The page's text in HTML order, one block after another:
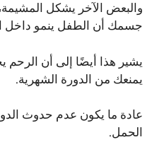
والبعض الآخر يشكل
جسمك أن الطفل ينمو داخل
يشير هذا أيضًا إلى أن الرحم
يمنعك من الدورة الشهرية.
عادة ما يكون عدم حدوث
الحمل.